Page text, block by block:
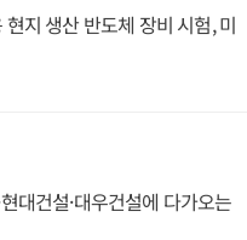
지 생산 반도체 장비 시험, 미
대건설·대우건설에 다가오는